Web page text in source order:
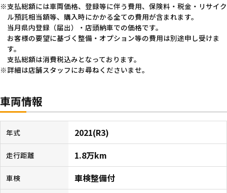
支払総額には車両価格、登録等に伴う費用、保険料・税金・リサイク
ル預託相当額等、購入時にかかる全ての費用が含まれます。
当月県内登録（届出）・店頭納車での価格です。
お客様の要望に基づく整備・オプション等の費用は別途申し受けま
す。
支払総額は消費税込みとなっております。
詳細は店舗スタッフにお尋ねくださいませ。
車両情報
年式 2021(R3)
走行距離 1.8万km
車検 車検整備付